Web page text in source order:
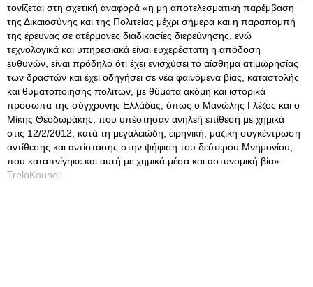
τονίζεται στη σχετική αναφορά «η μη αποτελεσματική παρέμβαση
της Δικαιοσύνης και της Πολιτείας μέχρι σήμερα και η παραπομπή
της έρευνας σε ατέρμονες διαδικασίες διερεύνησης, ενώ
τεχνολογικά και υπηρεσιακά είναι ευχερέστατη η απόδοση
ευθυνών, είναι πρόδηλο ότι έχει ενισχύσει το αίσθημα ατιμωρησίας
των δραστών και έχει οδηγήσει σε νέα φαινόμενα βίας, καταστολής
και θυματοποίησης πολιτών, με θύματα ακόμη και ιστορικά
πρόσωπα της σύγχρονης Ελλάδας, όπως ο Μανώλης Γλέζος και ο
Μίκης Θεοδωράκης, που υπέστησαν ανηλεή επίθεση με χημικά
στις 12/2/2012, κατά τη μεγαλειώδη, ειρηνική, μαζική συγκέντρωση
αντίθεσης και αντίστασης στην ψήφιση του δεύτερου Μνημονίου,
που καταπνίγηκε και αυτή με χημικά μέσα και αστυνομική βία».
TreloKouneli